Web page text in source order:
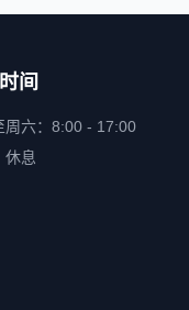
间
周六：8:00 - 17:00
休息